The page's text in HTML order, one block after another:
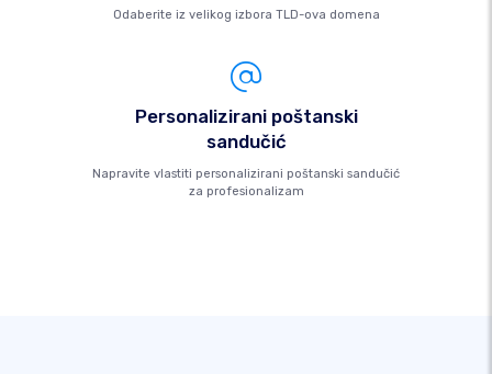
Odaberite iz velikog izbora TLD-ova domena
Personalizirani poštanski
sandučić
Napravite vlastiti personalizirani poštanski sandučić
za profesionalizam